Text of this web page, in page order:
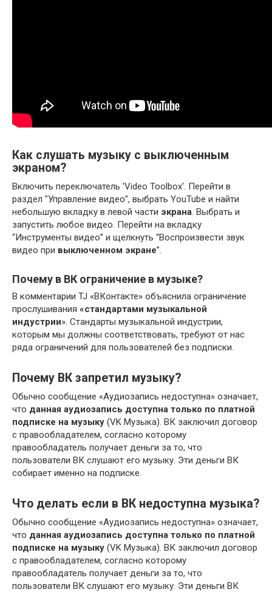
Как слушать музыку с выключенным
экраном?
Включить переключатель 'Video Toolbox'. Перейти в
раздел "Управление видео", выбрать YouTube и найти
небольшую вкладку в левой части экрана. Выбрать и
запустить любое видео. Перейти на вкладку
“Инструменты видео” и щелкнуть “Воспроизвести звук
видео при выключенном экране”.
Почему в ВК ограничение в музыке?
В комментарии TJ «ВКонтакте» объяснила ограничение
прослушивания «стандартами музыкальной
индустрии». Стандарты музыкальной индустрии,
которым мы должны соответствовать, требуют от нас
ряда ограничений для пользователей без подписки.
Почему ВК запретил музыку?
Обычно сообщение «Аудиозапись недоступна» означает,
что данная аудиозапись доступна только по платной
подписке на музыку (VK Музыка). ВК заключил договор
с правообладателем, согласно которому
правообладатель получает деньги за то, что
пользователи ВК слушают его музыку. Эти деньги ВК
собирает именно на подписке.
Что делать если в ВК недоступна музыка?
Обычно сообщение «Аудиозапись недоступна» означает,
что данная аудиозапись доступна только по платной
подписке на музыку (VK Музыка). ВК заключил договор
с правообладателем, согласно которому
правообладатель получает деньги за то, что
пользователи ВК слушают его музыку. Эти деньги ВК